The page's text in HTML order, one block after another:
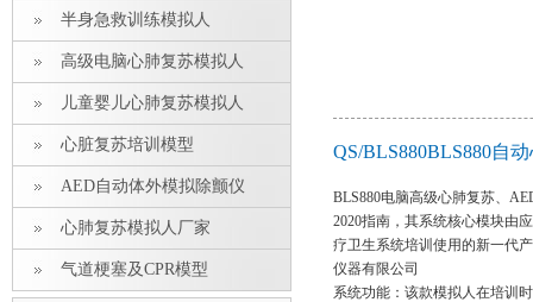
QS/BLS880BLS880自
BLS880电脑高级心肺复苏、
2020指南，其系统核心模块由
疗卫生系统培训使用的新一代
仪器有限公司
系统功能：该款模拟人在培训
半身急救训练模拟人
高级电脑心肺复苏模拟人
儿童婴儿心肺复苏模拟人
心脏复苏培训模型
AED自动体外模拟除颤仪
心肺复苏模拟人厂家
气道梗塞及CPR模型